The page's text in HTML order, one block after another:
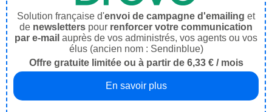
Solution française d'envoi de campagne d'emailing et
de newsletters pour renforcer votre communication
par e-mail auprès de vos administrés, vos agents ou vos
élus (ancien nom : Sendinblue)
Offre gratuite limitée ou à partir de 6,33 € / mois
En savoir plus